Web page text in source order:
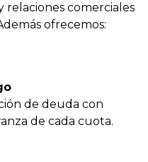
relaciones comerciales
ofrecemos:
de deuda con
de cada cuota.